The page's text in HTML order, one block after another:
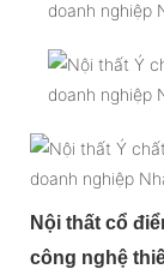
Nội thất cổ
công nghệ